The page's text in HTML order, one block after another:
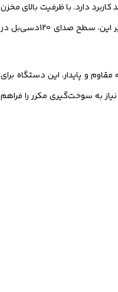
دارند کاربرد دارد. با ظرفیت بالای مخزن
سوخت ۴۰ لیتری و مصرف بهینه ۶.۷ لیتر در ساعت، این دستگاه گزینه مناسبی برای مکان‌هایی است که دسترسی به سوخت محدود است. علاوه بر این، سطح صدای 120دسی‌بل در
شده و توانایی تولید ۱۵ کیلووات توان دائم را دارد. با وزن ۲۲۰ کیلوگرم، بدنه مقاوم و پایدار، این دستگاه برای
است. مصرف سوخت بهینه و حجم بالای مخزن سوخت، امکان کارکرد پیوسته تا ۸ ساعت بدون نیاز به سوخت‌گیری مکرر را فراهم